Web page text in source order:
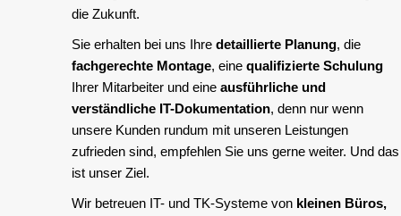
die Zukunft.
Sie erhalten bei uns Ihre detaillierte Planung, die
fachgerechte Montage, eine qualifizierte Schulung
Ihrer Mitarbeiter und eine ausführliche und
verständliche IT-Dokumentation, denn nur wenn
unsere Kunden rundum mit unseren Leistungen
zufrieden sind, empfehlen Sie uns gerne weiter. Und das
ist unser Ziel.
Wir betreuen IT- und TK-Systeme von kleinen Büros,